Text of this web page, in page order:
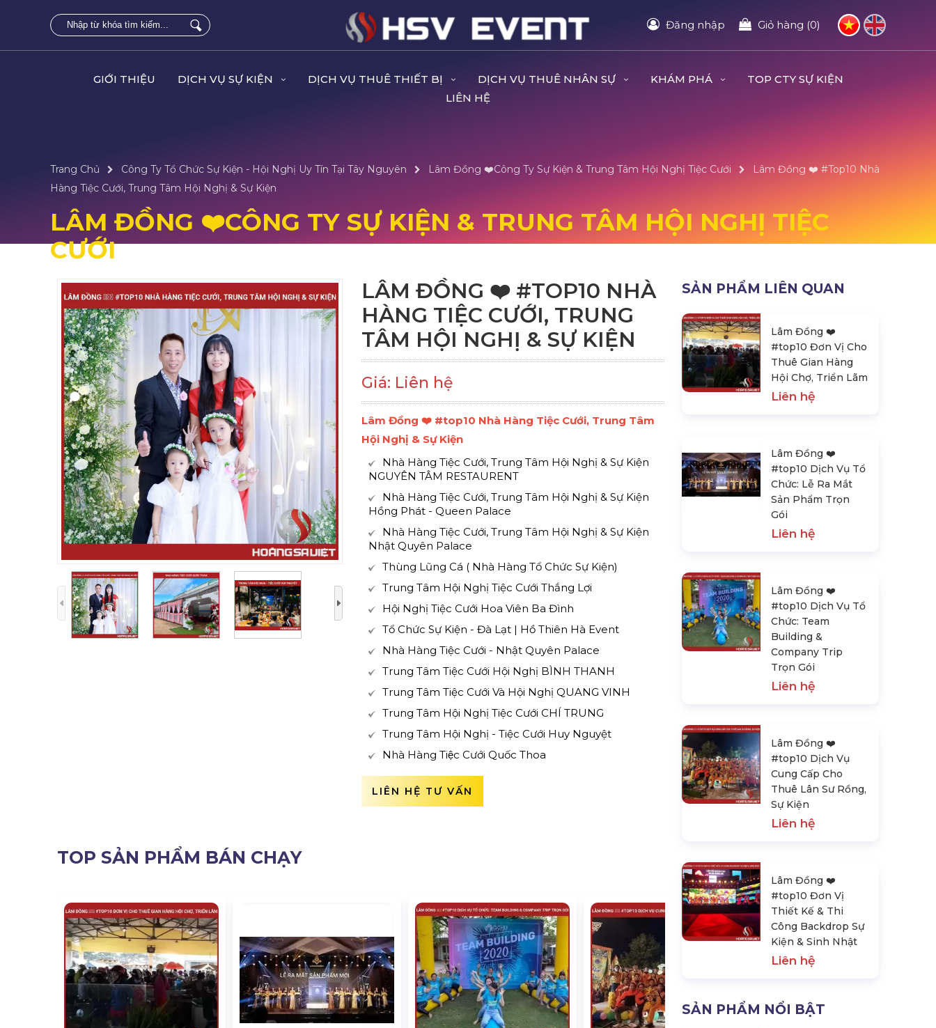
Đăng nhập Giỏ hàng (0)
GIỚI THIỆU DỊCH VỤ SỰ KIỆN DỊCH VỤ THUÊ THIẾT BỊ DỊCH VỤ THUÊ NHÂN SỰ KHÁM PHÁ
TOP CTY SỰ KIỆN
LIÊN HỆ
Trang Chủ Công Ty Tổ Chức Sự Kiện - Hội Nghị Uy Tín Tại Tây Nguyên Lâm Đồng ❤️️Công Ty Sự Kiện & Trung Tâm Hội Nghị Tiệc Cưới
Lâm Đồng ❤️️ #top10 Nhà
Hàng Tiệc Cưới, Trung Tâm Hội Nghị & Sự Kiện
LÂM ĐỒNG ❤️️CÔNG TY SỰ KIỆN & TRUNG TÂM HỘI NGHỊ TIỆC
CƯỚI
LÂM ĐỒNG ❤️️ #TOP10 NHÀ
HÀNG TIỆC CƯỚI, TRUNG
TÂM HỘI NGHỊ & SỰ KIỆN
Giá: Liên hệ
Lâm Đồng ❤️️ #top10 Nhà Hàng Tiệc Cưới, Trung Tâm
Hội Nghị & Sự Kiện
Nhà Hàng Tiệc Cưới, Trung Tâm Hội Nghị & Sự Kiện
NGUYÊN TÂM RESTAURENT
Nhà Hàng Tiệc Cưới, Trung Tâm Hội Nghị & Sự Kiện
Hồng Phát - Queen Palace
Nhà Hàng Tiệc Cưới, Trung Tâm Hội Nghị & Sự Kiện
Nhật Quyên Palace
Thùng Lũng Cá ( Nhà Hàng Tổ Chức Sự Kiện)
Trung Tâm Hội Nghị Tiệc Cưới Thắng Lợi
Hội Nghị Tiệc Cưới Hoa Viên Ba Đình
Tổ Chức Sự Kiện - Đà Lạt | Hồ Thiên Hà Event
Nhà Hàng Tiệc Cưới - Nhật Quyên Palace
Trung Tâm Tiệc Cưới Hội Nghị BÌNH THANH
Trung Tâm Tiệc Cưới Và Hội Nghị QUANG VINH
Trung Tâm Hội Nghị Tiệc Cưới CHÍ TRUNG
Trung Tâm Hội Nghị - Tiệc Cưới Huy Nguyệt
Nhà Hàng Tiệc Cưới Quốc Thoa
LIÊN HỆ TƯ VẤN
TOP SẢN PHẨM BÁN CHẠY
Lâm Đồng ❤️️ #top10 Đơn Vị Thiết
SẢN PHẨM LIÊN QUAN
Lâm Đồng ❤️️
#top10 Đơn Vị Cho
Thuê Gian Hàng
Hội Chợ, Triển Lãm
Liên hệ
Lâm Đồng ❤️️
#top10 Dịch Vụ Tổ
Chức: Lễ Ra Mắt
Sản Phẩm Trọn
Gói
Liên hệ
Lâm Đồng ❤️️
#top10 Dịch Vụ Tổ
Chức: Team
Building &
Company Trip
Trọn Gói
Liên hệ
Lâm Đồng ❤️️
#top10 Dịch Vụ
Cung Cấp Cho
Thuê Lân Sư Rồng,
Sự Kiện
Liên hệ
Lâm Đồng ❤️️
#top10 Đơn Vị
Thiết Kế & Thi
Công Backdrop Sự
Kiện & Sinh Nhật
Liên hệ
SẢN PHẨM NỔI BẬT